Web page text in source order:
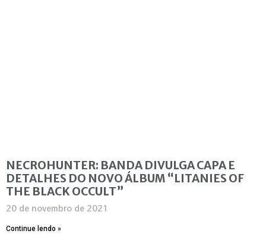
NECROHUNTER: BANDA DIVULGA CAPA E
DETALHES DO NOVO ÁLBUM “LITANIES OF
THE BLACK OCCULT”
20 de novembro de 2021
Continue lendo »